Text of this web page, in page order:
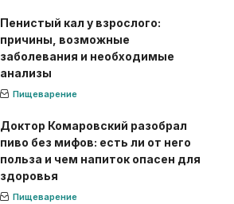
Пенистый кал у взрослого:
причины, возможные
заболевания и необходимые
анализы
Пищеварение
Доктор Комаровский разобрал
пиво без мифов: есть ли от него
польза и чем напиток опасен для
здоровья
Пищеварение